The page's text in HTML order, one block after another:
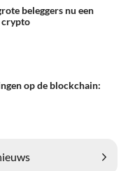
beleggers nu een
crypto
op de blockchain: